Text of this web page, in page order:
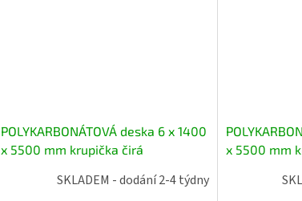
POLYKARBONÁTOVÁ deska 6 x 1400
x 5500 mm krupička čirá
SKLADEM - dodání 2-4 týdny
x 5500 mm